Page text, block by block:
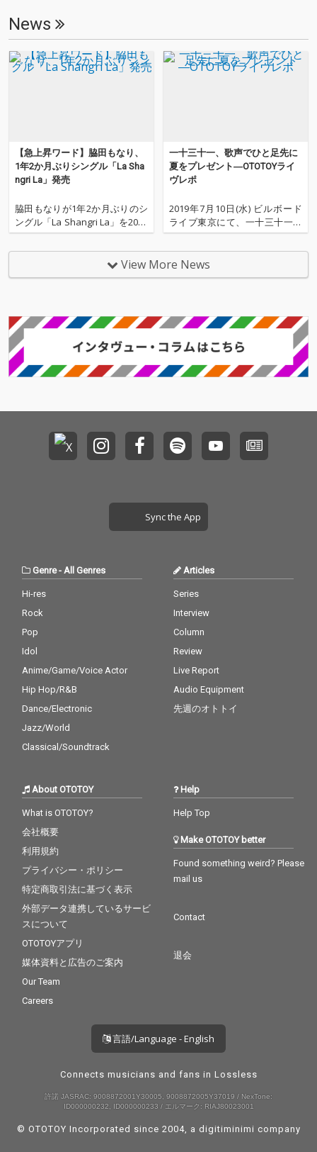
ナーであるように感じ
られた。 そして、前
作『studio vacation』
こ数年来、クラブやラ
イヴハウスでダンス・
オリエンテッドなパフ
ォーマンスを繰り広げ
で聴いていたというマ
ーティン・デニーやレ
されるエキゾチカやチ
ルアウト・ミュージッ
ク。さらにそうした音
ションもまた大きな変
かけとなったのは、七
尾旅人がリスナーから
寄せられたテーマに応
2月にDorianは七尾か
ら依頼を受け、1日で
リミックス「DORIAN
る既視感の高いメロデ
っていった。 そし
て、完成したニュー・
アルバム『midori』
境地を鮮やかに映し出
す作品だ。鍵盤による
メロディ・メイクをほ
どよく抑制し、サンプ
ルデリックな豊かな色
彩を盛り込んだ本作
は、先立つサンプル・
フレーズから作品世界
し、加工して当てはめ
ていくという恐ろしく
時間と手間のかかる作
業の末に生まれたも
の。気の遠くなるよう
なパズルに興じなが
ら、彼が描こうと試み
ヒントを得るため、制
がなかった海や山、茶
ュアル・イメージへと
構築。ネイチャー指
向、南国指向のチルア
ンポ、低速のビートダ
バスに見立て、様々な
ラフルなサンプル・ピ
くの現場で出合う様々
な音楽性を吸収し、見
事に進化したドリア
ン･サウンド。
索少年」、「どんどん
季節は流れて」とポッ
プサイドのキラーチュ
等、二人との繋がりは
熱いです。
News
【急上昇ワード】脇田もなり、
1年2か月ぶりシングル「La Sha
ngri La」発売
脇田もなりが1年2か月ぶりのシ
ングル「La Shangri La」を2022
年8月17日にリリースすること
が決定した。 プロデューサーに
Dorianを迎え、ハウシーなダン
サブル・トラックが完成。作詞
一十三十一、歌声でひと足先に
夏をプレゼント―OTOTOYライ
ヴレポ
2019年7月10日(水) ビルボード
ライブ東京にて、一十三十一の
ライヴ〈一十三十一~サマーブ
リーズ2019~〉が開催された。
このレポートでは、21:30より行
われた2ndステージの模様をお
とい
View More News
Sync the App
Genre-All Genres
Hi-res
Rock
Pop
Idol
Anime/Game/Voice Actor
Hip Hop/R&B
Dance/Electronic
Jazz/World
Classical/Soundtrack
Articles
Series
Interview
Column
Review
Live Report
Audio Equipment
先週のオトトイ
About OTOTOY
What is OTOTOY?
会社概要
利用規約
プライバシー・ポリシー
特定商取引法に基づく表示
外部データ連携しているサービ
スについて
OTOTOYアプリ
媒体資料と広告のご案内
Our Team
Careers
Help
Help Top
Make OTOTOY better
Found something weird? Please
mail us
Contact
退会
言語/Language - English
Connects musicians and fans in Lossless
許諾 JASRAC: 9008872001Y30005, 9008872005Y37019 / NexTone:
ID000000232, ID000000233 / エルマーク: RIAJ80023001
© OTOTOY Incorporated since 2004, a digitiminimi company